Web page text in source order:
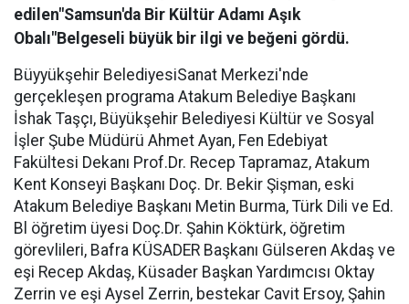
edilen"Samsun'da Bir Kültür Adamı Aşık
Obalı"Belgeseli büyük bir ilgi ve beğeni gördü.
Büyyükşehir BelediyesiSanat Merkezi'nde
gerçekleşen programa Atakum Belediye Başkanı
İshak Taşçı, Büyükşehir Belediyesi Kültür ve Sosyal
İşler Şube Müdürü Ahmet Ayan, Fen Edebiyat
Fakültesi Dekanı Prof.Dr. Recep Tapramaz, Atakum
Kent Konseyi Başkanı Doç. Dr. Bekir Şişman, eski
Atakum Belediye Başkanı Metin Burma, Türk Dili ve Ed.
Bl öğretim üyesi Doç.Dr. Şahin Köktürk, öğretim
görevlileri, Bafra KÜSADER Başkanı Gülseren Akdaş ve
eşi Recep Akdaş, Küsader Başkan Yardımcısı Oktay
Zerrin ve eşi Aysel Zerrin, bestekar Cavit Ersoy, Şahin